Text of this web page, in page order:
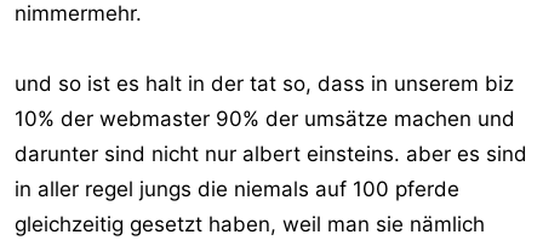
nimmermehr.
und so ist es halt in der tat so, dass in unserem biz
10% der webmaster 90% der umsätze machen und
darunter sind nicht nur albert einsteins. aber es sind
in aller regel jungs die niemals auf 100 pferde
gleichzeitig gesetzt haben, weil man sie nämlich